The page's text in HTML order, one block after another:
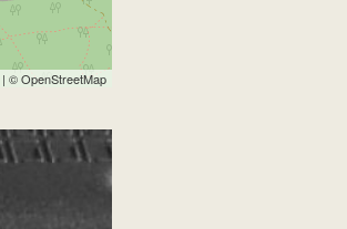
| ©OpenStreetMap